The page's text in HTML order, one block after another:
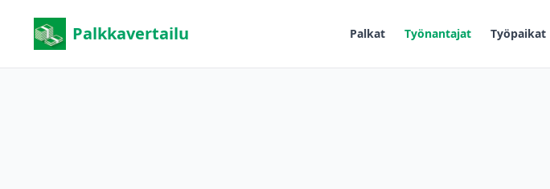
Palkkavertailu Palkat Työnantajat Työpaikat